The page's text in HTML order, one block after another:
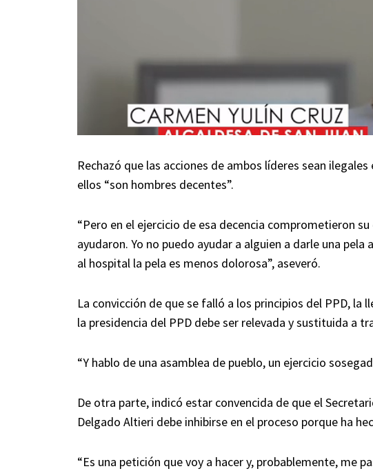
Rechazó que las acciones de ambos líderes sean
ellos “son hombres decentes”.
“Pero en el ejercicio de esa decencia comprometieron
ayudaron. Yo no puedo ayudar a alguien a darle una
al hospital la pela es menos dolorosa”, aseveró.
La convicción de que se falló a los principios del PPD, la
la presidencia del PPD debe ser relevada y sustituida a
“Y hablo de una asamblea de pueblo, un ejercicio
De otra parte, indicó estar convencida de que el
Delgado Altieri debe inhibirse en el proceso porque ha
“Es una petición que voy a hacer y, probablemente, me